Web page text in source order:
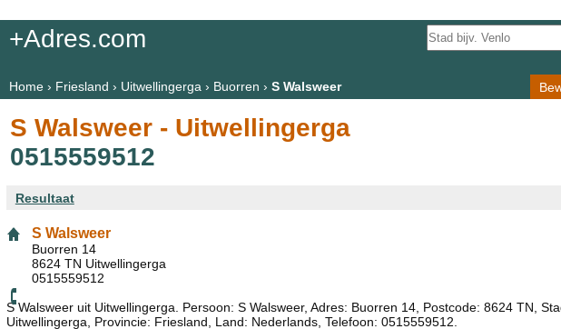
+Adres.com
Home› Friesland › Uitwellingerga › Buorren › S Walsweer
S Walsweer - Uitwellingerga
0515559512
Resultaat
S Walsweer
Buorren 14
8624 TN Uitwellingerga
0515559512
S Walsweer uit Uitwellingerga. Persoon: S Walsweer, Adres: Buorren 14, Postcode: 8624 TN,
Uitwellingerga, Provincie: Friesland, Land: Nederlands, Telefoon: 0515559512.